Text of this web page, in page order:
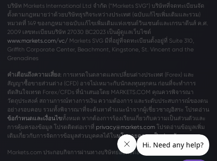
บริษัท Markets International Ltd จำกัด (“Markets SVG”) บริษัทที่จดทะเบียนจัด
ตั้งตามกฎหมายว่าด้วยบริษัทธุรกิจระหว่างประเทศ (ฉบับแก้ไขเพิ่มเติมและรวม)
หมวดที่ 149 ของกฎหมายฉบับแก้ไขเพิ่มเติมแห่งเซนต์วินเซนต์และเกรนาดีนส์ ค.ศ.
2009 เลขทะเบียนบริษัท 27030 BC2023 เป็นผู้ดูแลเว็บไซต์
www.markets.com/vc/ Markets SVG มีที่อยู่ที่จดทะเบียนตั้งอยู่ที่ Suite 310,
Griffith Corporate Center, Beachmont, Kingstone, St. Vincent and the
Grenadines
คำเตือนถึงความเสี่ยง: การเทรดในตลาดแลกเปลี่ยนต่างประเทศ (Forex) และ
สัญญาซื้อขายส่วนต่าง (CFD) อาจไม่เหมาะกับนักลงทุนทุกคน ก่อนที่จะทำการ
ตัดสินใจเทรด Forex/CFDs ที่นำเสนอโดย MARKETS.COM คุณควรพิจารณา
วัตถุประสงค์ สถานการณ์ทางการเงิน ความต้องการ และระดับประสบการณ์ของตน
อย่างรอบคอบ รวมทั้งพิจารณาที่จะค้นหาคำแนะนำจากผู้เชี่ยวชาญอิสระ โปรดอ่าน
ข้อกำหนดและเงื่อนไขทั้งหมด หากต้องการร้องเรียนเกี่ยวกับความเป็นส่วนตัวและ
การคุ้มครองข้อมูล โปรดติดต่อเราที่ privacy@markets.com โปรดอ่านข้อมูลเพิ่ม
เติมเกี่ยวกับการจัดการข้อมูลส่วนบุคคลได้ในนโยบายความเป็นส่วนตัวของเรา
Markets.com ประกอบกิจการผ่านทางบริษัทย่อยดังต่อไปนี้: